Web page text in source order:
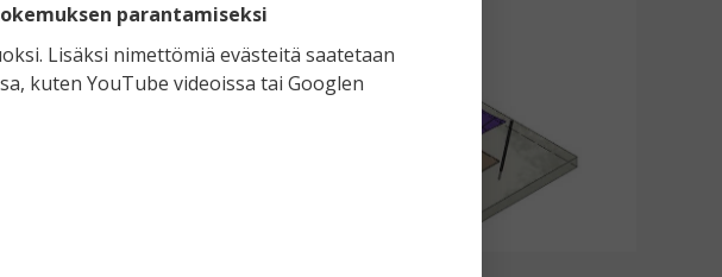
parantamiseksi
Lisäksi nimettömiä evästeitä saatetaan
kuten YouTube videoissa tai Googlen